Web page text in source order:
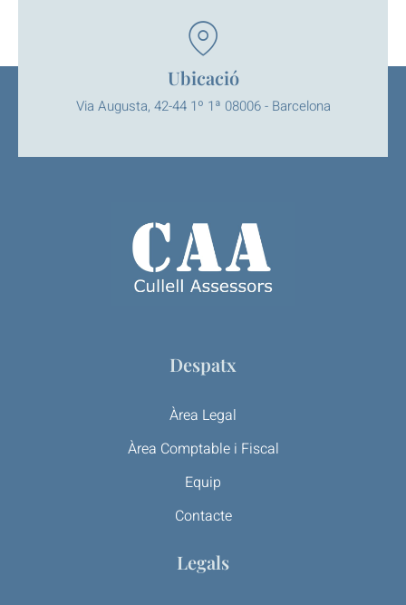
Ubicació
Via Augusta, 42-44 1º 1ª 08006 - Barcelona
Despatx
Àrea Legal
Àrea Comptable i Fiscal
Equip
Contacte
Legals